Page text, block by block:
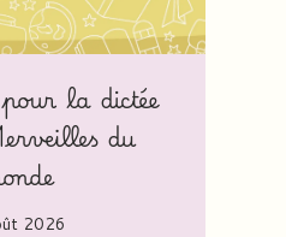
la dictée
du
2026